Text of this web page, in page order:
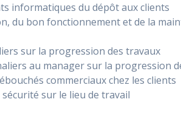
informatiques du dépôt aux clients
du bon fonctionnement et de la
sur la progression des travaux
au manager sur la progression
commerciaux chez les clients
sur le lieu de travail